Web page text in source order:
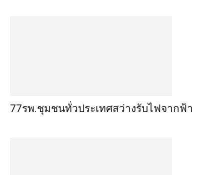
77รพ.ชุมชนทั่วประเทศสว่างรับไฟจากฟ้า